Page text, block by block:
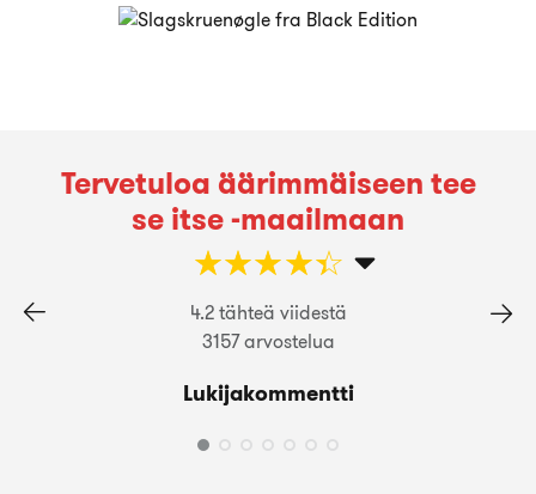
Tervetuloa äärimmäiseen tee
se itse -maailmaan
☆☆☆☆☆
★★★★★
4.2 tähteä viidestä
3157 arvostelua
Lukijakommentti